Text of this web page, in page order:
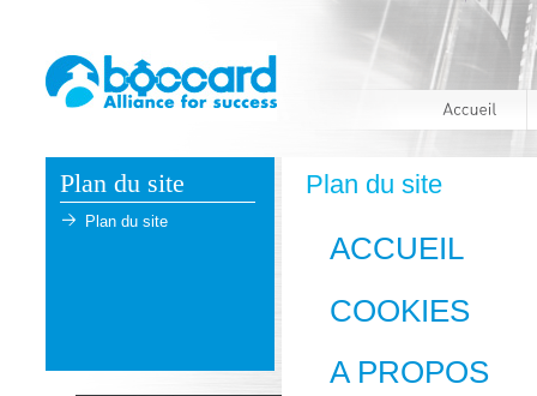
Plan du site
Plan du site
Plan du site
ACCUEIL
COOKIES
A PROPOS